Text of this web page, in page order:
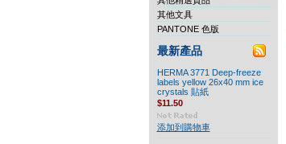
其他文具
PANTONE 色版
最新產品
HERMA 3771 Deep-freeze
labels yellow 26x40 mm ice
crystals 貼紙
$11.50
添加到購物車